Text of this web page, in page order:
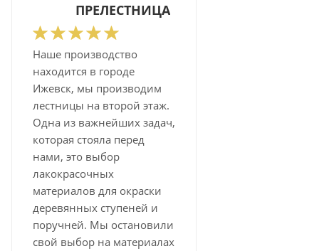
ПРЕЛЕСТНИЦА
Наше производство
находится в городе
Ижевск, мы производим
лестницы на второй этаж.
Одна из важнейших задач,
которая стояла перед
нами, это выбор
лакокрасочных
материалов для окраски
деревянных ступеней и
поручней. Мы остановили
свой выбор на материалах